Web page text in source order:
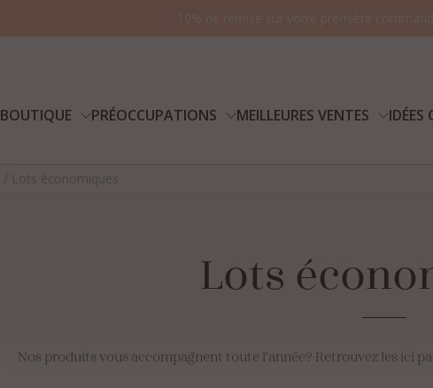
BOUTIQUE PRÉOCCUPATIONS MEILLEURES VENTES IDÉES
Lots
Nos produits vous accompagnent toute l’année? Retrouvez les ici